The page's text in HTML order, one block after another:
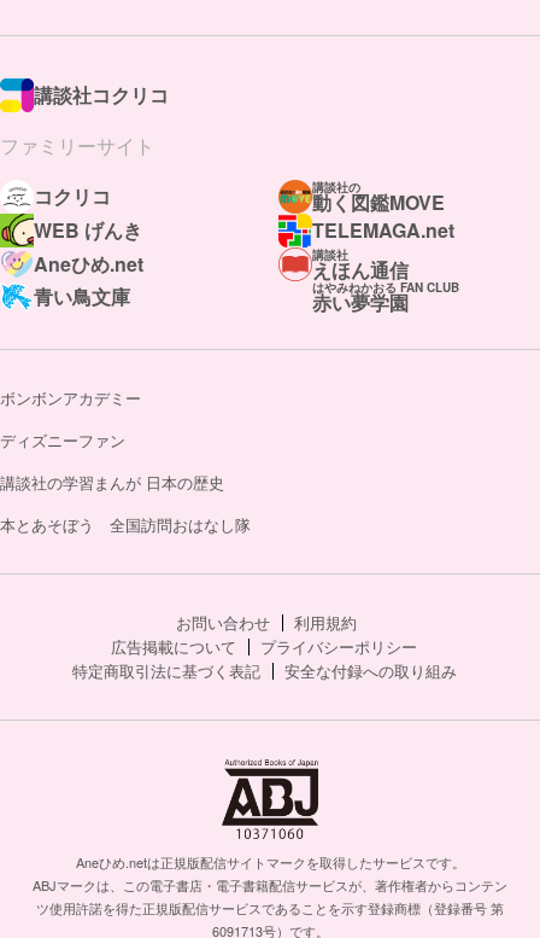
講談社コクリコ
ファミリーサイト
コクリコ
講談社の
動く図鑑MOVE
WEB げんき
TELEMAGA.net
Aneひめ.net
講談社
えほん通信
青い鳥文庫
はやみねかおる FAN CLUB
赤い夢学園
ボンボンアカデミー
ディズニーファン
講談社の学習まんが 日本の歴史
本とあそぼう 全国訪問おはなし隊
お問い合わせ
利用規約
広告掲載について
プライバシーポリシー
特定商取引法に基づく表記
安全な付録への取り組み
Aneひめ.netは正規版配信サイトマークを取得したサービスです。
ABJマークは、この電子書店・電子書籍配信サービスが、著作権者からコンテン
ツ使用許諾を得た正規版配信サービスであることを示す登録商標（登録番号 第
6091713号）です。